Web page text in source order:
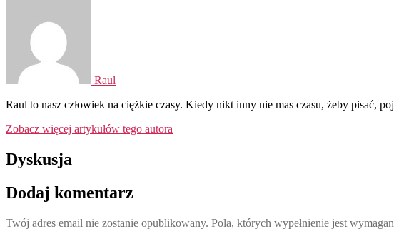
Raul
Raul to nasz człowiek na ciężkie czasy. Kiedy nikt inny nie mas czasu, żeby pisać,
Zobacz więcej artykułów tego autora
Dyskusja
Dodaj komentarz
Twój adres email nie zostanie opublikowany. Pola, których wypełnienie jest